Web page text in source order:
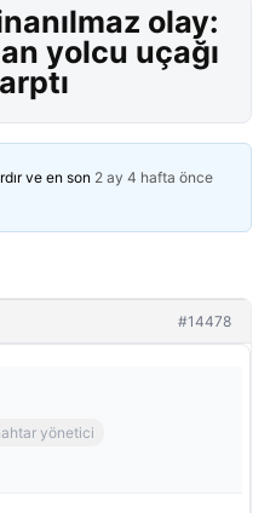
olay:
yolcu uçağı
ve en son 2 ay 4 hafta önce
#14478
yönetici